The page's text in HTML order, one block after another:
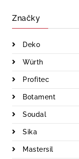
Značky
Deko
Würth
Profitec
Botament
Soudal
Sika
Mastersil